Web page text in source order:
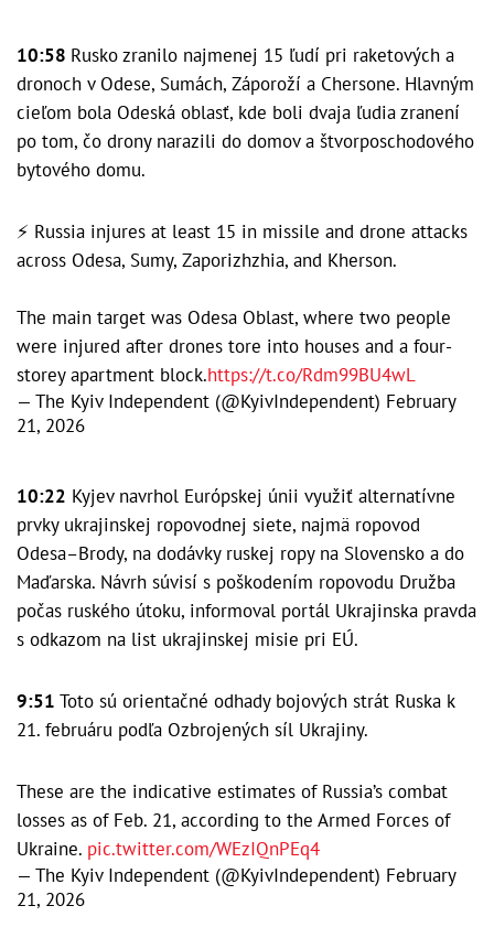
10:58 Rusko zranilo najmenej 15 ľudí pri raketových a
dronoch v Odese, Sumách, Záporoží a Chersone. Hlavným
cieľom bola Odeská oblasť, kde boli dvaja ľudia zranení
po tom, čo drony narazili do domov a štvorposchodového
bytového domu.
⚡️ Russia injures at least 15 in missile and drone attacks
across Odesa, Sumy, Zaporizhzhia, and Kherson.
The main target was Odesa Oblast, where two people
were injured after drones tore into houses and a four-
storey apartment block.https://t.co/Rdm99BU4wL
— The Kyiv Independent (@KyivIndependent) February
21, 2026
10:22 Kyjev navrhol Európskej únii využiť alternatívne
prvky ukrajinskej ropovodnej siete, najmä ropovod
Odesa–Brody, na dodávky ruskej ropy na Slovensko a do
Maďarska. Návrh súvisí s poškodením ropovodu Družba
počas ruského útoku, informoval portál Ukrajinska pravda
s odkazom na list ukrajinskej misie pri EÚ.
9:51 Toto sú orientačné odhady bojových strát Ruska k
21. februáru podľa Ozbrojených síl Ukrajiny.
These are the indicative estimates of Russia’s combat
losses as of Feb. 21, according to the Armed Forces of
Ukraine. pic.twitter.com/WEzIQnPEq4
— The Kyiv Independent (@KyivIndependent) February
21, 2026